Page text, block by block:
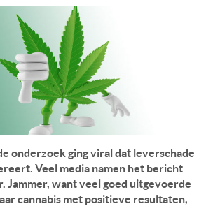
onderzoek ging viral dat leverschade
Veel media namen het bericht
Jammer, want veel goed uitgevoerde
cannabis met positieve resultaten,